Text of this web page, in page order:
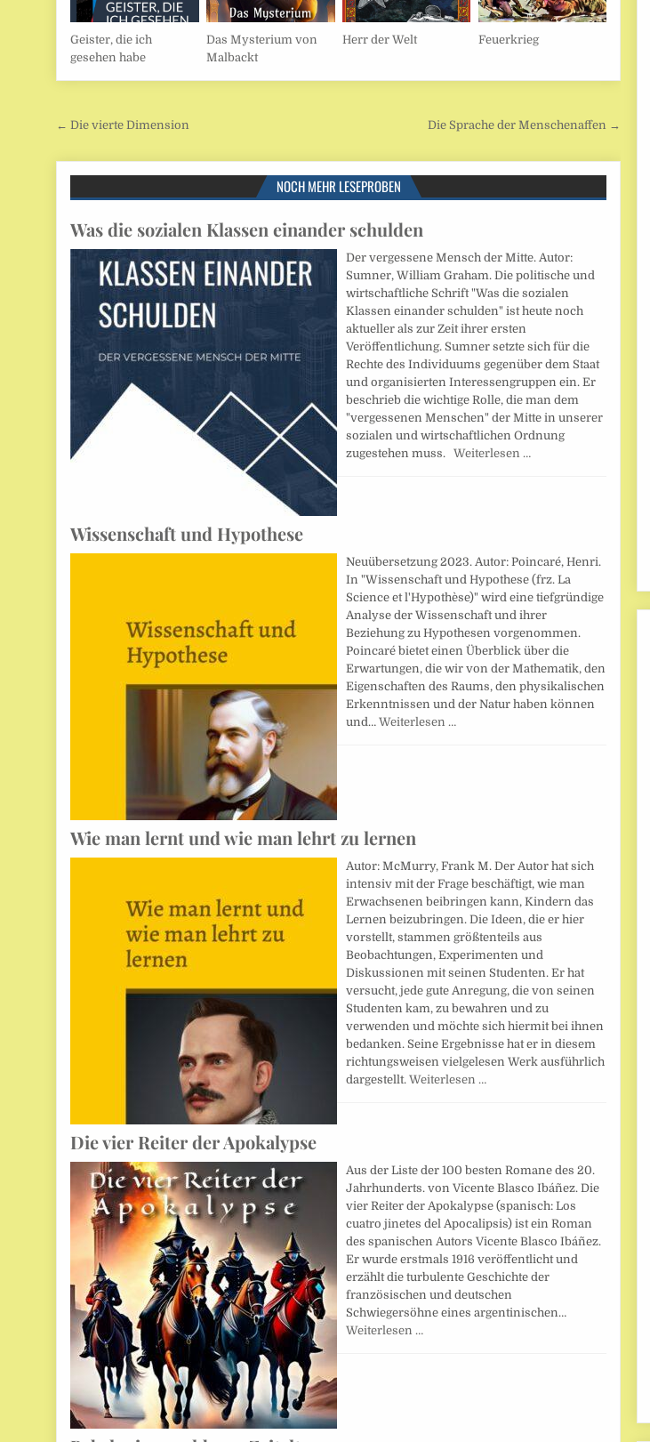
Geister, die ich
gesehen habe
Das Mysterium von
Malbackt
Herr der Welt Feuerkrieg
Beitragsnavigation
← Die vierte Dimension Die Sprache der Menschenaffen →
NOCH MEHR LESEPROBEN
Was die sozialen Klassen einander schulden
Der vergessene Mensch der Mitte. Autor:
Sumner, William Graham. Die politische und
wirtschaftliche Schrift "Was die sozialen
Klassen einander schulden" ist heute noch
aktueller als zur Zeit ihrer ersten
Veröffentlichung. Sumner setzte sich für die
Rechte des Individuums gegenüber dem Staat
und organisierten Interessengruppen ein. Er
beschrieb die wichtige Rolle, die man dem
"vergessenen Menschen" der Mitte in unserer
sozialen und wirtschaftlichen Ordnung
zugestehen muss.Weiterlesen …
Wissenschaft und Hypothese
Neuübersetzung 2023. Autor: Poincaré, Henri.
In "Wissenschaft und Hypothese (frz. La
Science et l'Hypothèse)" wird eine tiefgründige
Analyse der Wissenschaft und ihrer
Beziehung zu Hypothesen vorgenommen.
Poincaré bietet einen Überblick über die
Erwartungen, die wir von der Mathematik, den
Eigenschaften des Raums, den physikalischen
Erkenntnissen und der Natur haben können
und…Weiterlesen …
Wie man lernt und wie man lehrt zu lernen
Autor: McMurry, Frank M. Der Autor hat sich
intensiv mit der Frage beschäftigt, wie man
Erwachsenen beibringen kann, Kindern das
Lernen beizubringen. Die Ideen, die er hier
vorstellt, stammen größtenteils aus
Beobachtungen, Experimenten und
Diskussionen mit seinen Studenten. Er hat
versucht, jede gute Anregung, die von seinen
Studenten kam, zu bewahren und zu
verwenden und möchte sich hiermit bei ihnen
bedanken. Seine Ergebnisse hat er in diesem
richtungsweisen vielgelesen Werk ausführlich
dargestellt.Weiterlesen …
Die vier Reiter der Apokalypse
Aus der Liste der 100 besten Romane des 20.
Jahrhunderts. von Vicente Blasco Ibáñez. Die
vier Reiter der Apokalypse (spanisch: Los
cuatro jinetes del Apocalipsis) ist ein Roman
des spanischen Autors Vicente Blasco Ibáñez.
Er wurde erstmals 1916 veröffentlicht und
erzählt die turbulente Geschichte der
französischen und deutschen
Schwiegersöhne eines argentinischen…
Weiterlesen …